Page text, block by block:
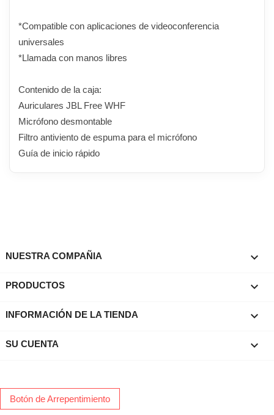
*Compatible con aplicaciones de videoconferencia
universales
*Llamada con manos libres
Contenido de la caja:
Auriculares JBL Free WHF
Micrófono desmontable
Filtro antiviento de espuma para el micrófono
Guía de inicio rápido
NUESTRA COMPAÑIA 
PRODUCTOS 
INFORMACIÓN DE LA TIENDA keyboard_arrow_down
SU CUENTA 
Botón de Arrepentimiento